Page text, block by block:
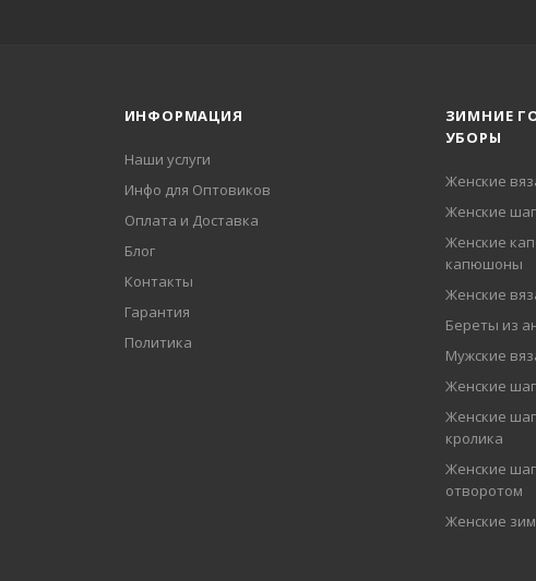
ИНФОРМАЦИЯ
Наши услуги
Инфо для Оптовиков
Оплата и Доставка
Блог
Контакты
Гарантия
Политика
ЗИМНИЕ
УБОРЫ
Женские
Женские
Женские
капюшоны
Женские
Береты из
Мужские
Женские
Женские
кролика
Женские
отворотом
Женские